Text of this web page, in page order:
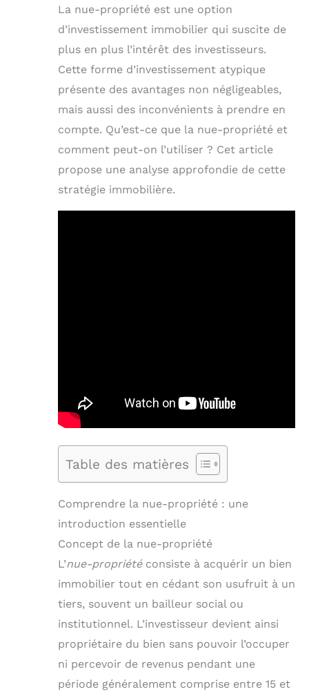
La nue-propriété est une option
d’investissement immobilier qui suscite de
plus en plus l’intérêt des investisseurs.
Cette forme d’investissement atypique
présente des avantages non négligeables,
mais aussi des inconvénients à prendre en
compte. Qu’est-ce que la nue-propriété et
comment peut-on l’utiliser ? Cet article
propose une analyse approfondie de cette
stratégie immobilière.
Table des matières
Comprendre la nue-propriété : une
introduction essentielle
Concept de la nue-propriété
L’nue-propriétéconsiste à acquérir un bien
immobilier tout en cédant son usufruit à un
tiers, souvent un bailleur social ou
institutionnel. L’investisseur devient ainsi
propriétaire du bien sans pouvoir l’occuper
ni percevoir de revenus pendant une
période généralement comprise entre 15 et